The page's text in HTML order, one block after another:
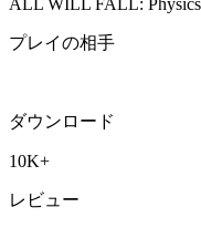
ALL WILL FALL:
プレイの相手
ダウンロード
10K+
レビュー